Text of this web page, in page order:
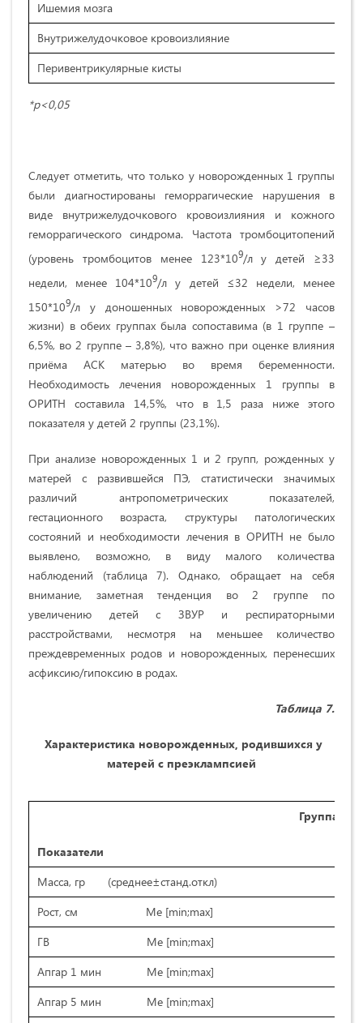
Ишемия мозга
Внутрижелудочковое кровоизлияние
Перивентрикулярные кисты
*р<0,05
Следует отметить, что только у новорожденных 1 группы
были диагностированы геморрагические нарушения в
виде внутрижелудочкового кровоизлияния и кожного
геморрагического синдрома.
Частота тромбоцитопений
(уровень тромбоцитов менее 123*109/л у детей ≥33
недели, менее 104*109/л у детей ≤32 недели, менее
150*109/л у доношенных новорожденных >72 часов
жизни) в обеих группах была сопоставима (в 1 группе –
6,5%, во 2 группе – 3,8%), что важно при оценке влияния
приёма АСК матерью во время беременности.
Необходимость лечения новорожденных 1 группы в
ОРИТН составила 14,5%, что в 1,5 раза ниже этого
показателя у детей 2 группы (23,1%).
При анализе новорожденных 1 и 2 групп, рожденных у
матерей с развившейся ПЭ, статистически значимых
различий антропометрических показателей,
гестационного возраста, структуры патологических
состояний и необходимости лечения в ОРИТН не было
выявлено, возможно, в виду малого количества
наблюдений (таблица 7). Однако, обращает на себя
внимание, заметная тенденция во 2 группе по
увеличению детей с ЗВУР и респираторными
расстройствами, несмотря на меньшее количество
преждевременных родов и новорожденных, перенесших
асфиксию/гипоксию в родах.
Таблица 7.
Характеристика новорожденных, родившихся у
матерей с преэклампсией
Группа
Показатели
Масса, гр (среднее±станд.откл)
Рост, см Me [min;max]
ГВ Me [min;max]
Апгар 1 мин Me [min;max]
Апгар 5 мин Me [min;max]